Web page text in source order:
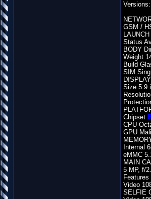
GSM /
Status
BODY
Weight
Build
SIM
Size 5.9
Chipset
CPU
GPU
Internal
eMMC
MAIN
5 MP, f/
Video
SELFIE